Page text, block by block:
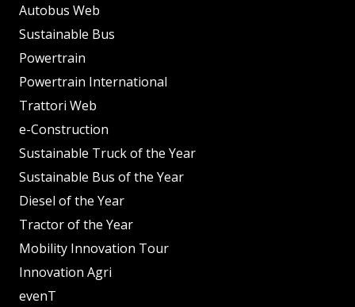
Autobus Web
Sustainable Bus
Powertrain
Powertrain International
Trattori Web
e-Construction
Sustainable Truck of the Year
Sustainable Bus of the Year
Diesel of the Year
Tractor of the Year
Mobility Innovation Tour
Innovation Agri
evenT